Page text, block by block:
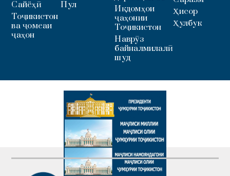
Сайёҳӣ
Тоҷикистон
ва ҷомеаи
ҷаҳон
Пул
Иқдомҳои
ҷаҳонии
Тоҷикистон
Наврӯз
байналмилалӣ
шуд
Ҳисор
Ҳулбук